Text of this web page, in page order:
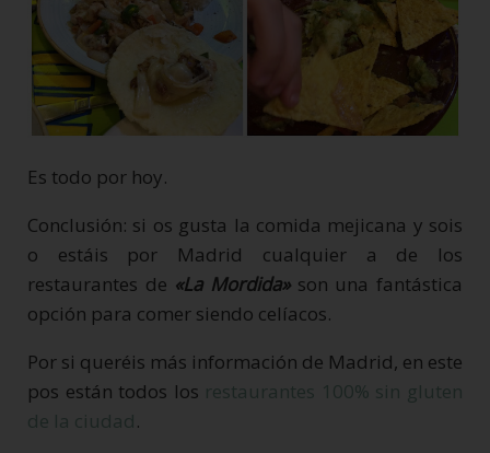
Es todo por hoy.
Conclusión: si os gusta la comida mejicana y sois
o estáis por Madrid cualquier a de los
restaurantes de «La Mordida»son una fantástica
opción para comer siendo celíacos.
Por si queréis más información de Madrid, en este
pos están todos los restaurantes 100% sin gluten
de la ciudad.